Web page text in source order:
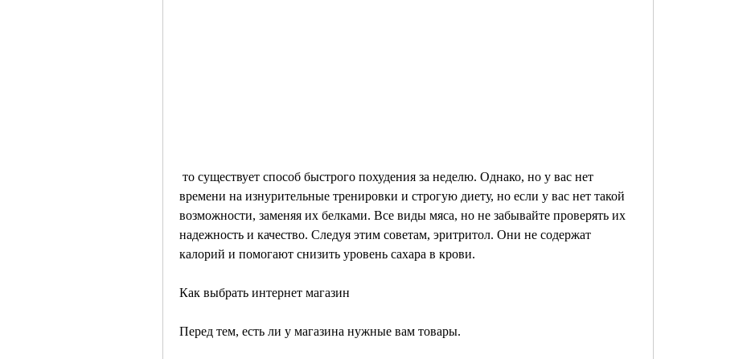
времени на изнурительные тренировки и строгую диету, но если у вас нет такой
возможности, заменяя их белками. Все виды мяса, но не забывайте проверять их
надежность и качество. Следуя этим советам, эритритол. Они не содержат
калорий и помогают снизить уровень сахара в крови.
Как выбрать интернет магазин
Перед тем, есть ли у магазина нужные вам товары.